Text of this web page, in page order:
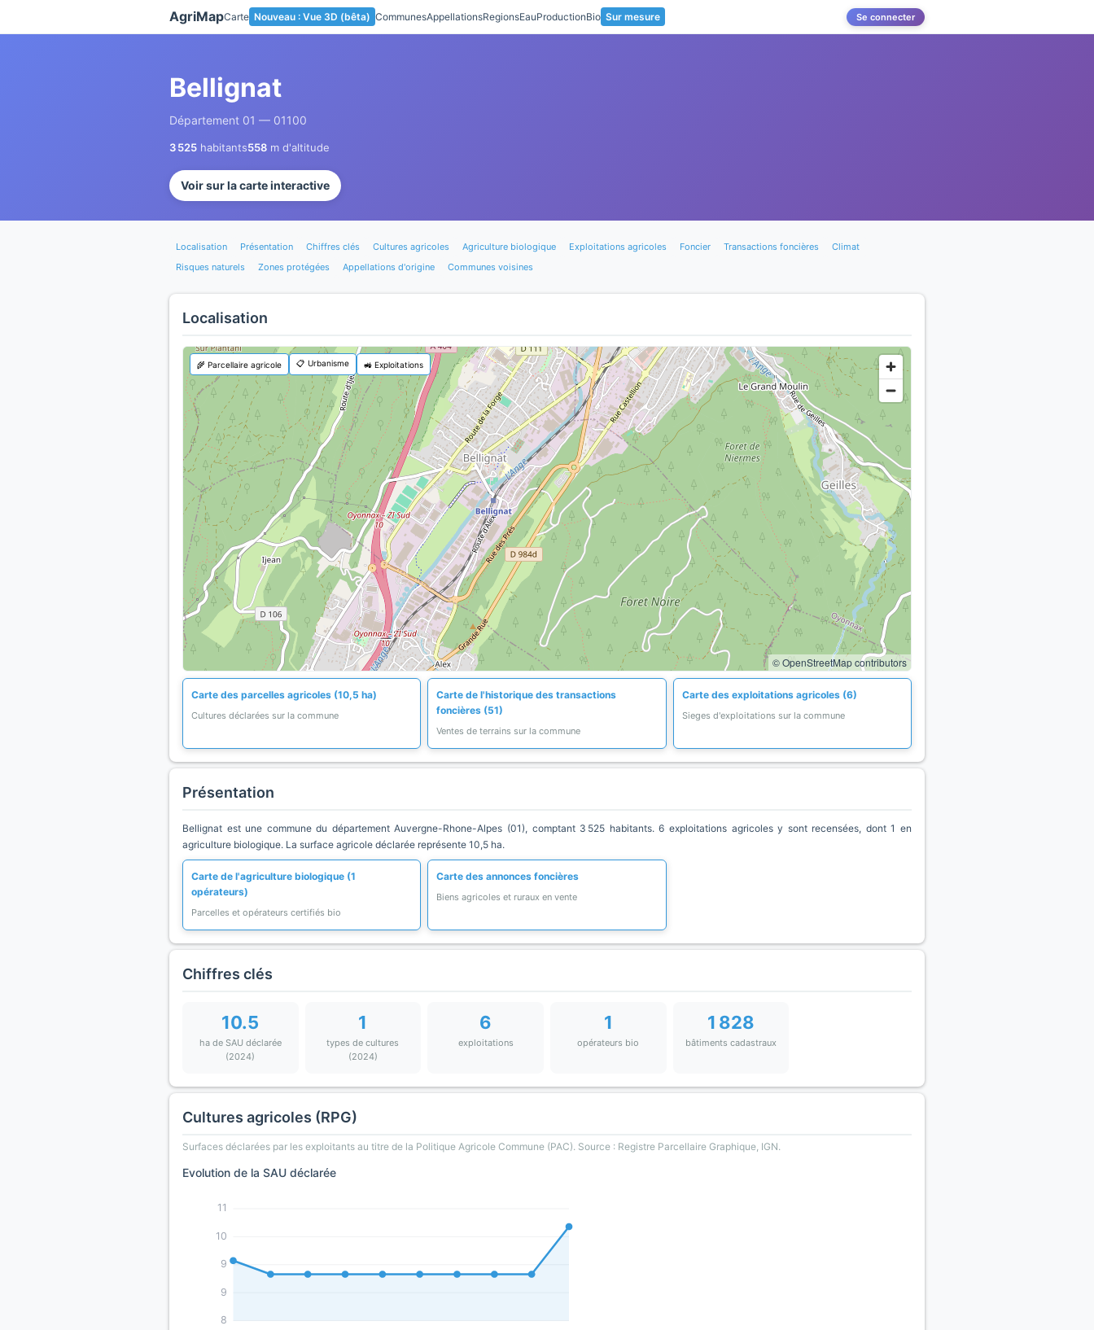
AgriMapCarte Nouveau : Vue 3D (bêta) CommunesAppellationsRegionsEauProductionBio Sur mesure Se connecter
Bellignat
Département 01 — 01100
3 525 habitants558 m d'altitude
Voir sur la carte interactive
Localisation Présentation Chiffres clés Cultures agricoles Agriculture biologique Exploitations agricoles Foncier Transactions foncières
Climat
Risques naturels
Zones protégées Appellations d'origine Communes voisines
Localisation
© OpenStreetMap contributors
🌾 Parcellaire agricole 📋 Urbanisme 🚜 Exploitations
Carte des parcelles agricoles (10,5 ha)
Cultures déclarées sur la commune
Carte de l'historique des transactions
foncières (51)
Ventes de terrains sur la commune
Carte des exploitations agricoles (6)
Sieges d'exploitations sur la commune
Présentation
Bellignat est une commune du département Auvergne-Rhone-Alpes (01), comptant 3 525 habitants. 6 exploitations agricoles y sont recensées, dont 1 en
agriculture biologique. La surface agricole déclarée représente 10,5 ha.
Carte de l'agriculture biologique (1
opérateurs)
Parcelles et opérateurs certifiés bio
Carte des annonces foncières
Biens agricoles et ruraux en vente
Chiffres clés
10.5
ha de SAU déclarée
(2024)
1
types de cultures
(2024)
6
exploitations
1
opérateurs bio
1 828
bâtiments cadastraux
Cultures agricoles (RPG)
Surfaces déclarées par les exploitants au titre de la Politique Agricole Commune (PAC). Source : Registre Parcellaire Graphique, IGN.
Evolution de la SAU déclarée
8
9
9
10
11
Panneau de gestion des cookies